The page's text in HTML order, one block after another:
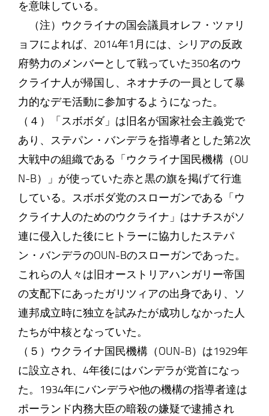
を意味している。
（注）ウクライナの国会議員オレフ・ツァリ
ョフによれば、2014年1月には、シリアの反政
府勢力のメンバーとして戦っていた350名のウ
クライナ人が帰国し、ネオナチの一員として暴
力的なデモ活動に参加するようになった。
（４）「スボボダ」は旧名が国家社会主義党で
あり、ステパン・バンデラを指導者とした第2次
大戦中の組織である「ウクライナ国民機構（OU
N-B）」が使っていた赤と黒の旗を掲げて行進
している。スボボダ党のスローガンである「ウ
クライナ人のためのウクライナ」はナチスがソ
連に侵入した後にヒトラーに協力したステパ
ン・バンデラのOUN-Bのスローガンであった。
これらの人々は旧オーストリアハンガリー帝国
の支配下にあったガリツィアの出身であり、ソ
連邦成立時に独立を試みたが成功しなかった人
たちが中核となっていた。
（５）ウクライナ国民機構（OUN-B）は1929年
に設立され、4年後にはバンデラが党首になっ
た。1934年にバンデラや他の機構の指導者達は
ポーランド内務大臣の暗殺の嫌疑で逮捕され